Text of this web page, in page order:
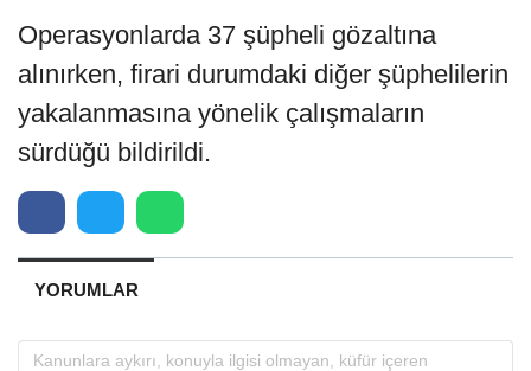
Operasyonlarda 37 şüpheli gözaltına
alınırken, firari durumdaki diğer şüphelilerin
yakalanmasına yönelik çalışmaların
sürdüğü bildirildi.
YORUMLAR